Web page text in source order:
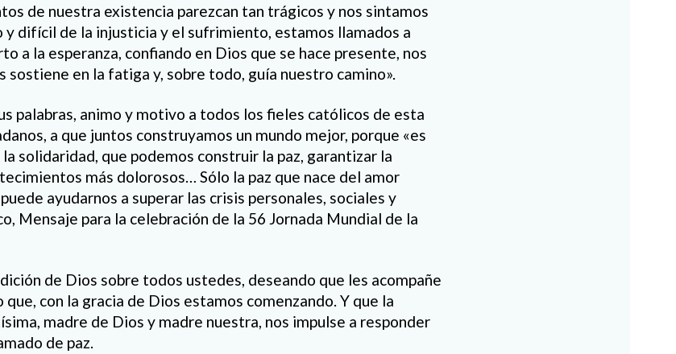
de nuestra existencia parezcan tan trágicos y nos sintamos
y difícil de la injusticia y el sufrimiento, estamos llamados a
a la esperanza, confiando en Dios que se hace presente, nos
sostiene en la fatiga y, sobre todo, guía nuestro camino».
palabras, animo y motivo a todos los fieles católicos de esta
a que juntos construyamos un mundo mejor, porque «es
solidaridad, que podemos construir la paz, garantizar la
más dolorosos… Sólo la paz que nace del amor
ayudarnos a superar las crisis personales, sociales y
Mensaje para la celebración de la 56 Jornada Mundial de la
de Dios sobre todos ustedes, deseando que les acompañe
con la gracia de Dios estamos comenzando. Y que la
madre de Dios y madre nuestra, nos impulse a responder
de paz.